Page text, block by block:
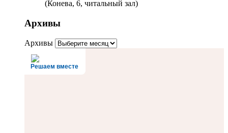
(Конева, 6, читальный зал)
Архивы
Архивы
Решаем вместе